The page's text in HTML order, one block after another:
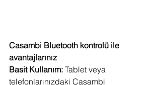
Casambi Bluetooth kontrolü ile
avantajlarınız
Basit Kullanım: Tablet veya
telefonlarınızdaki Casambi